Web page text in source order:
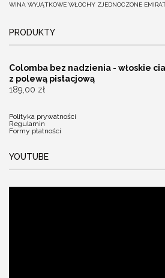
WINA WYJĄTKOWE WŁOCHY ZJEDNOCZONE
PRODUKTY
Colomba bez nadzienia - włoskie
z polewą pistacjową
189,00 zł
Polityka prywatności
Regulamin
Formy płatności
YOUTUBE